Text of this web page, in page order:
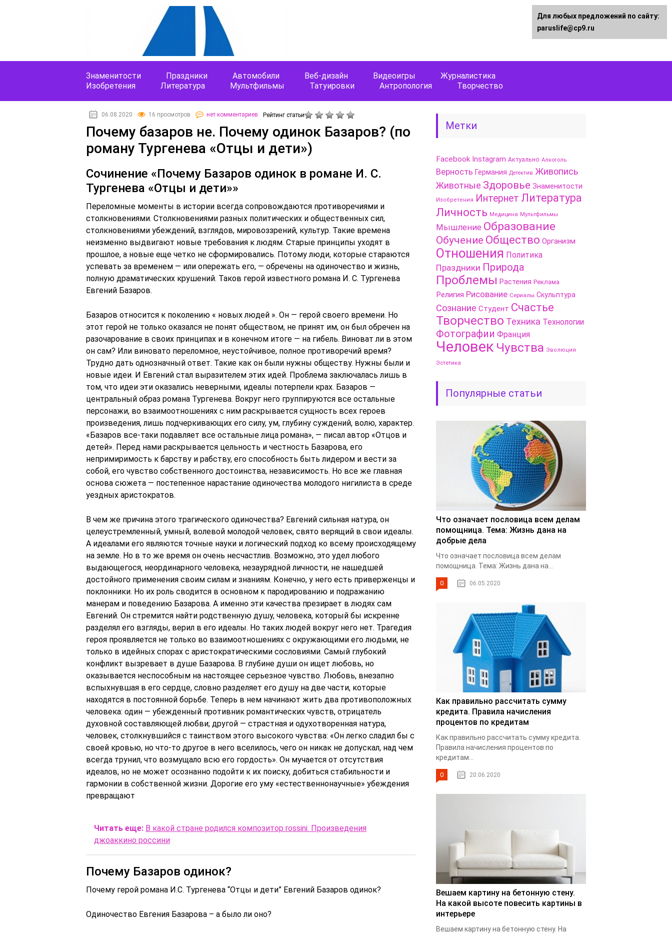
Знаменитости Праздники Автомобили Веб-дизайн Видеоигры
Журналистика
Изобретения
Литература Мультфильмы Татуировки Антропология Творчество
06.08.2020 16 просмотров нет комментариев Рейтинг статьи
Почему базаров не. Почему одинок Базаров? (по
роману Тургенева «Отцы и дети»)
Cочинение «Почему Базаров одинок в романе И. С.
Тургенева «Отцы и дети»»
Переломные моменты в истории всегда сопровождаются противоречиями и
столкновениями. Столкновениями разных политических и общественных сил,
столкновениями убеждений, взглядов, мировоззрений, культур. Такие времена
неизменно выдвигают новые требования к людям. Старые принципы уходят в
прошлое, а новые еще четко не сформировались. Потому люди, которые стараются
успевать за временем — или опережать его, — обречены на одиночество и жизнь,
полную драматических крушений. Таков герой известного романа И. С. Тургенева
Евгений Базаров.
Базаров относится к поколению « новых людей ». Он — герой своего времени. Но
этот герой не только оказался не понят обществом, не принят им, он был обречен на
разочарование в своих принципах и в конечном итоге — на гибель. Виноват ли в этом
он сам? Или виновато переломное, неустойчивое, полное противоречий время?
Трудно дать однозначный ответ. Такие как он были нужны обществу. Нужны были и
новые идеи. И Евгений стал выразителем этих идей. Проблема заключалась лишь в
том, что идеи эти оказались неверными, идеалы потерпели крах. Базаров —
центральный образ романа Тургенева. Вокруг него группируются все остальные
персонажи, во взаимоотношениях с ним раскрывается сущность всех героев
произведения, лишь подчеркивающих его силу, ум, глубину суждений, волю, характер.
«Базаров все-таки подавляет все остальные лица романа», — писал автор «Отцов и
детей». Перед нами раскрывается цельность и честность Базарова, его
непримиримость к барству и рабству, его способность быть лидером и вести за
собой, его чувство собственного достоинства, независимость. Но все же главная
основа сюжета — постепенное нарастание одиночества молодого нигилиста в среде
уездных аристократов.
В чем же причина этого трагического одиночества? Евгений сильная натура, он
целеустремленный, умный, волевой молодой человек, свято верящий в свои идеалы.
А идеалами его являются точные науки и логический подход ко всему происходящему
на земле. Но в то же время он очень несчастлив. Возможно, это удел любого
выдающегося, неординарного человека, незаурядной личности, не нашедшей
достойного применения своим силам и знаниям. Конечно, у него есть приверженцы и
поклонники. Но их роль сводится в основном к пародированию и подражанию
манерам и поведению Базарова. А именно эти качества презирает в людях сам
Евгений. Он стремится найти родственную душу, человека, который бы искренне
разделял его взгляды, верил в его идеалы. Но таких людей вокруг него нет. Трагедия
героя проявляется не только во взаимоотношениях с окружающими его людьми, не
только в идейных спорах с аристократическими сословиями. Самый глубокий
конфликт вызревает в душе Базарова. В глубине души он ищет любовь, но
оказывается неспособным на настоящее серьезное чувство. Любовь, внезапно
вспыхнувшая в его сердце, словно разделяет его душу на две части, которые
находятся в постоянной борьбе. Теперь в нем начинают жить два противоположных
человека: один — убежденный противник романтических чувств, отрицатель
духовной составляющей любви; другой — страстная и одухотворенная натура,
человек, столкнувшийся с таинством этого высокого чувства: «Он легко сладил бы с
своей кровью, но что-то другое в него вселилось, чего он никак не допускал, над чем
всегда трунил, что возмущало всю его гордость». Он мучается от отсутствия
идеалов, но не может осознанно подойти к их поиску, добиться стабильности и
гармонии в собственной жизни. Дорогие его уму «естественнонаучные» убеждения
превращают
Читать еще: В какой стране родился композитор rossini. Произведения
джоаккино россини
Почему Базаров одинок?
Почему герой романа И.С. Тургенева “Отцы и дети” Евгений Базаров одинок?
Одиночество Евгения Базарова – а было ли оно?
Метки
Facebook Instagram Актуально Алкоголь
Верность Германия Детектив Живопись
Животные Здоровье Знаменитости
Изобретения Интернет Литература
Личность Медицина Мультфильмы
Мышление Образование
Обучение Общество Организм
Отношения Политика
Праздники Природа
Проблемы Растения Реклама
Религия Рисование Сериалы Скульптура
Сознание Студент Счастье
Творчество Техника Технологии
Фотографии Франция
Человек Чувства Эволюция
Эстетика
Популярные статьи
Что означает пословица всем делам
помощница. Тема: Жизнь дана на
добрые дела
Что означает пословица всем делам
помощница. Тема: Жизнь дана на...
0 06.05.2020
Как правильно рассчитать сумму
кредита. Правила начисления
процентов по кредитам
Как правильно рассчитать сумму кредита.
Правила начисления процентов по
кредитам...
0 20.06.2020
Вешаем картину на бетонную стену.
На какой высоте повесить картины в
интерьере
Вешаем картину на бетонную стену. На
Для любых предложений по сайту:
paruslife@cp9.ru